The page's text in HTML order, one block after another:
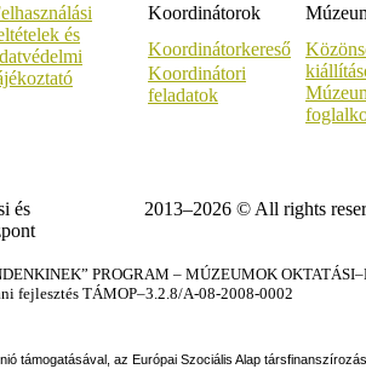
és
Koordinátorok
Koordinátorkereső
Koordinátori
feladatok
és
2013–2026 © All rights
PROGRAM – MÚZEUMOK
fejlesztés TÁMOP–3.2.8/A-08-2008-0002
támogatásával, az Európai Szociális Alap